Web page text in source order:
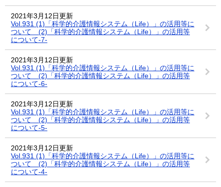
2021年3月12日更新
Vol.931 (1)「科学的介護情報システム（Life）」の活用等に
ついて (2)「科学的介護情報システム（Life）」の活用等
について-7-
2021年3月12日更新
Vol.931 (1)「科学的介護情報システム（Life）」の活用等に
ついて (2)「科学的介護情報システム（Life）」の活用等
について-6-
2021年3月12日更新
Vol.931 (1)「科学的介護情報システム（Life）」の活用等に
ついて (2)「科学的介護情報システム（Life）」の活用等
について-5-
2021年3月12日更新
Vol.931 (1)「科学的介護情報システム（Life）」の活用等に
ついて (2)「科学的介護情報システム（Life）」の活用等
について-4-